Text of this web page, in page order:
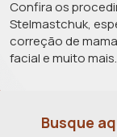
Confira os
Stelmastchuk,
correção de
facial e muito mais.
Busque